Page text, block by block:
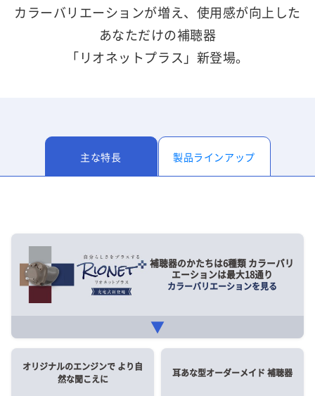
カラーバリエーションが増え、使用感が向上した
あなただけの補聴器
「リオネットプラス」新登場。
主な特長 製品ラインアップ
補聴器のかたちは6種類 カラーバリ
エーションは最大18通り
カラーバリエーションを見る
▼
オリジナルのエンジンで より自
然な聞こえに
耳あな型オーダーメイド 補聴器